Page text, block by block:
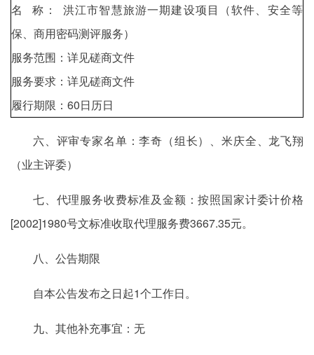
名 称： 洪江市智慧旅游一期建设项目（软件、安全等
保、商用密码测评服务）
服务范围：详见磋商文件
服务要求：详见磋商文件
履行期限：60日历日
六、评审专家名单：李奇（组长）、米庆全、龙飞翔
（业主评委）
七、代理服务收费标准及金额：按照国家计委计价格
[2002]1980号文标准收取代理服务费3667.35元。
八、公告期限
自本公告发布之日起1个工作日。
九、其他补充事宜：无